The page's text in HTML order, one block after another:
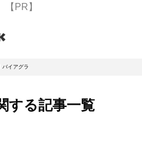
【PR】
バイアグラ
する記事一覧